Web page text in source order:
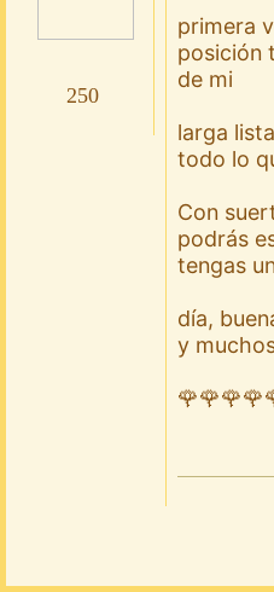
250
primera
posición
de mi
larga
todo lo
Con
podrás
tengas
día,
y